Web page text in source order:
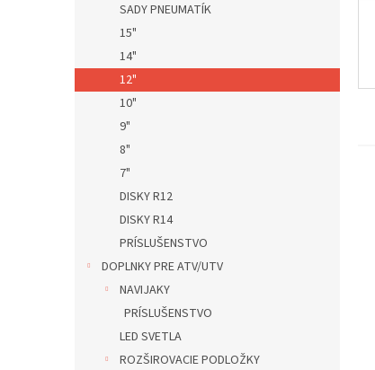
SADY PNEUMATÍK
15"
14"
12"
10"
9"
8"
7"
DISKY R12
DISKY R14
PRÍSLUŠENSTVO
DOPLNKY PRE ATV/UTV
NAVIJAKY
PRÍSLUŠENSTVO
LED SVETLA
ROZŠIROVACIE PODLOŽKY